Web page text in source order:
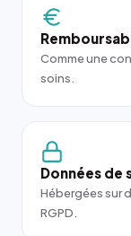
Comme une
soins.
Données de
Hébergées sur
RGPD.